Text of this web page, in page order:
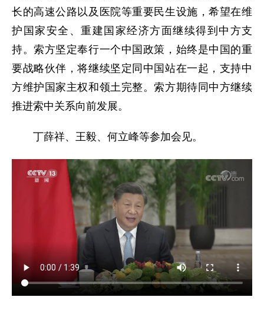
长的高速公路以及医院等重要民生设施，希望在维
护国家安全、重建国家经济方面继续得到中方支
持。索方坚定奉行一个中国政策，始终是中国的重
要战略伙伴，将继续坚定同中国站在一起，支持中
方维护国家主权和领土完整。索方期待同中方继续
推进索中关系向前发展。
丁薛祥、王毅、何立峰等参加会见。